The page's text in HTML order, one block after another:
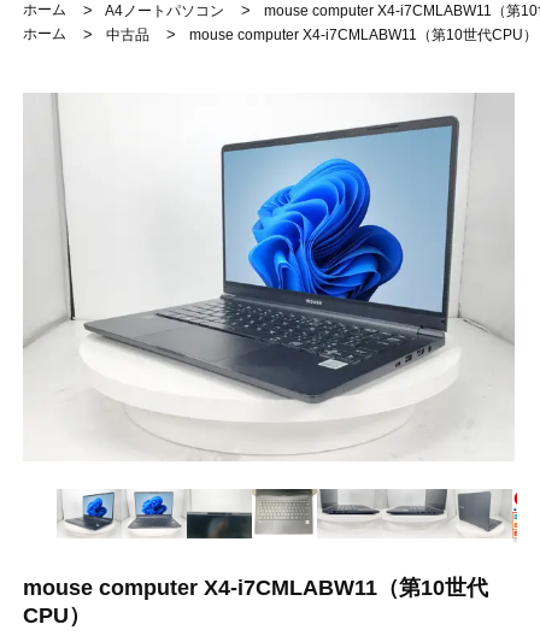
ホーム
> A4ノートパソコン >
mouse computer X4-i7CMLABW11（第
ホーム
> 中古品 > mouse computer X4-i7CMLABW11（第10世代CPU）
mouse computer X4-i7CMLABW11（第10世代
CPU）